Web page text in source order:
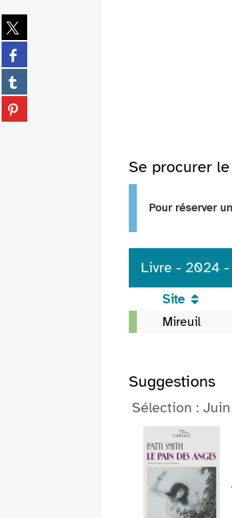
Partager
sur
twitter
(Nouvelle
fenêtre)
Partager
sur
facebook
(Nouvelle
fenêtre)
Partager
sur
tumblr
Partager
sur
Se procurer
Pour réserver
Livre - 2024 -
-
Shane
MacGowan
credo
Site
Mireuil
Suggestions
Sélection :